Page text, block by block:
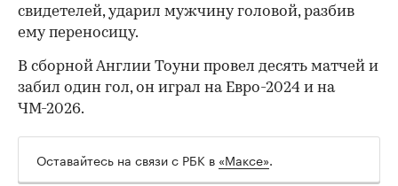
00:00 / 00:00
свидетелей, ударил мужчину головой, разбив
ему переносицу.
В сборной Англии Тоуни провел десять матчей и
забил один гол, он играл на Евро-2024 и на
ЧМ-2026.
Оставайтесь на связи с РБК в «Максе».